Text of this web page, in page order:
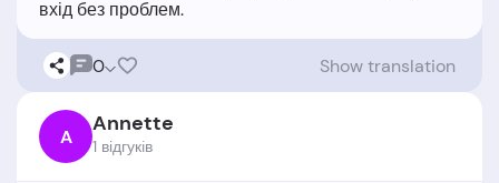
0 Show translation
A Annette
1 відгукiв